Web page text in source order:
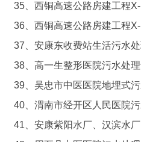
35、西铜高速公路房建工程
36、西铜高速公路房建工程
37、安康东收费站生活污水
38、高一生整形医院污水处
39、吴忠市中医医院地埋式
40、渭南市经开区人民医院
41、安康紫阳水厂、汉滨水